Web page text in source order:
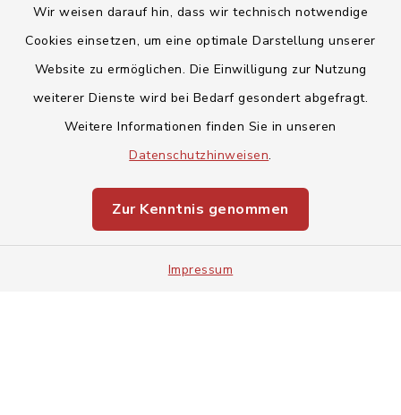
Wir weisen darauf hin, dass wir technisch notwendige
Cookies einsetzen, um eine optimale Darstellung unserer
Website zu ermöglichen. Die Einwilligung zur Nutzung
weiterer Dienste wird bei Bedarf gesondert abgefragt.
Weitere Informationen finden Sie in unseren
Datenschutzhinweisen.
Zur Kenntnis genommen
Impressum
Barrierefreiheit
Impressum
Sitemap